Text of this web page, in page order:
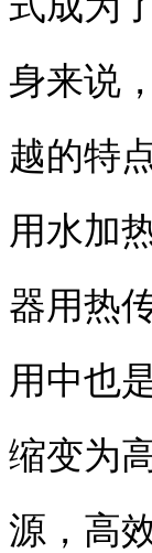
身来说
越的特
用水加
器用热
用中也
缩变为
源，高